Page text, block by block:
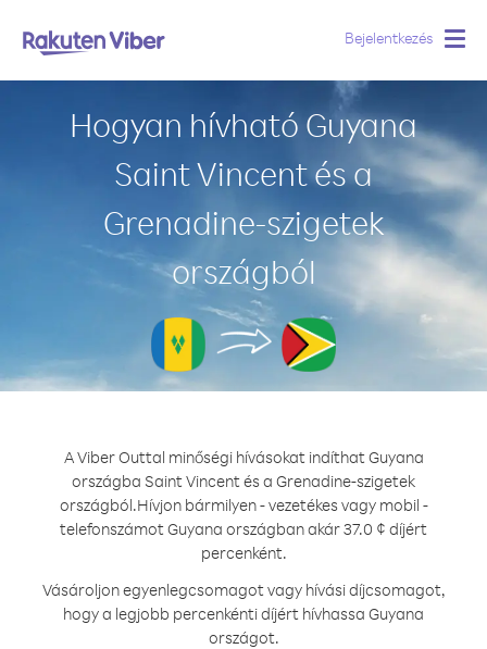
Bejelentkezés
Hogyan hívható Guyana
Saint Vincent és a
Grenadine-szigetek
országból
A Viber Outtal minőségi hívásokat indíthat Guyana
országba Saint Vincent és a Grenadine-szigetek
országból.Hívjon bármilyen - vezetékes vagy mobil -
telefonszámot Guyana országban akár 37.0 ¢ díjért
percenként.
Vásároljon egyenlegcsomagot vagy hívási díjcsomagot,
hogy a legjobb percenkénti díjért hívhassa Guyana
országot.